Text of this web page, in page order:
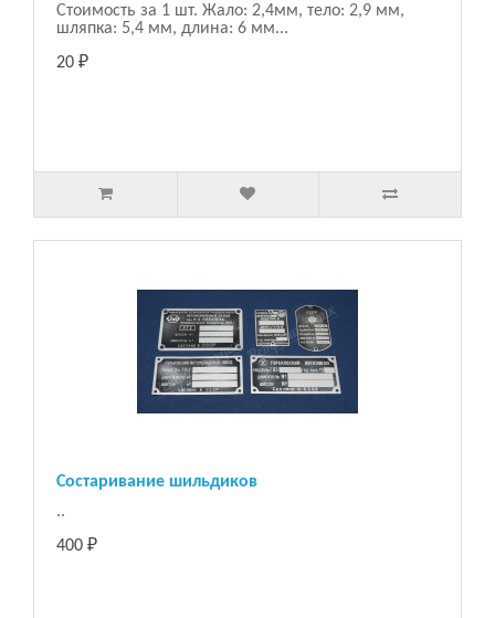
Стоимость за 1 шт. Жало: 2,4мм, тело: 2,9 мм,
шляпка: 5,4 мм, длина: 6 мм...
20 ₽
Состаривание шильдиков
..
400 ₽